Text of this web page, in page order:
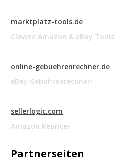
marktplatz-tools.de
Clevere Amazon & eBay Tools
online-gebuehrenrechner.de
eBay Gebührenrechner!
sellerlogic.com
Amazon Repricer
Partnerseiten